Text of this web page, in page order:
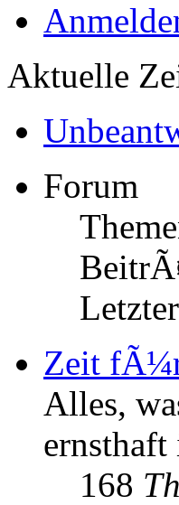
Aktuelle
Forum
Zeit
Alles,
168